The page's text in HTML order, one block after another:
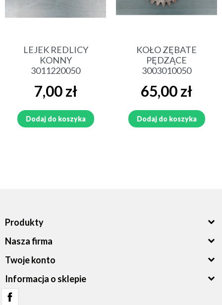
LEJEK REDLICY
KONNY
3011220050
Cena
7,00 zł
Dodaj do koszyka
KOŁO ZĘBATE
PĘDZĄCE
3003010050
Cena
65,00 zł
Dodaj do koszyka
Produkty
Nasza firma
Twoje konto
Informacja o sklepie